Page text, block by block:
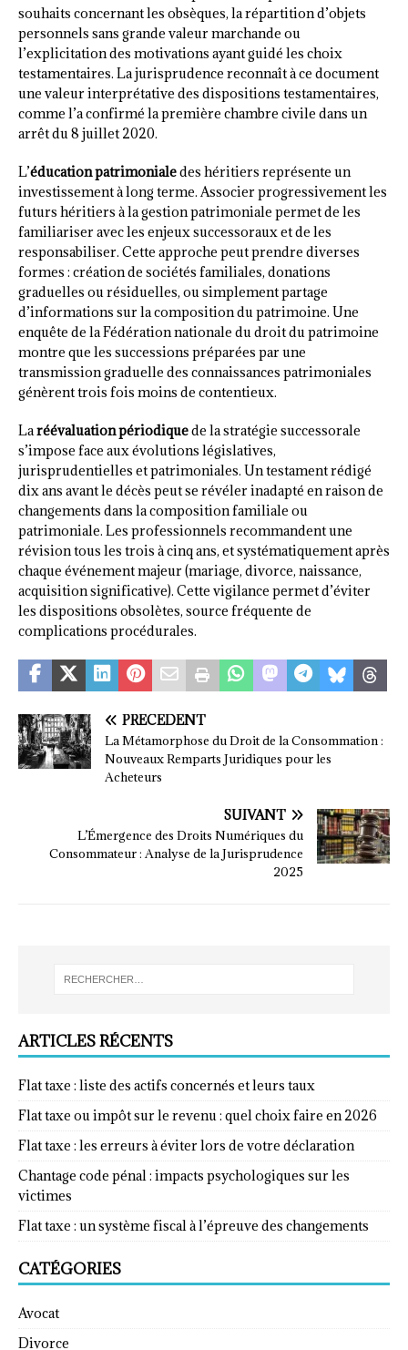
souhaits concernant les obsèques, la répartition d’objets
personnels sans grande valeur marchande ou
l’explicitation des motivations ayant guidé les choix
testamentaires. La jurisprudence reconnaît à ce document
une valeur interprétative des dispositions testamentaires,
comme l’a confirmé la première chambre civile dans un
arrêt du 8 juillet 2020.
L’éducation patrimonialedes héritiers représente un
investissement à long terme. Associer progressivement les
futurs héritiers à la gestion patrimoniale permet de les
familiariser avec les enjeux successoraux et de les
responsabiliser. Cette approche peut prendre diverses
formes : création de sociétés familiales, donations
graduelles ou résiduelles, ou simplement partage
d’informations sur la composition du patrimoine. Une
enquête de la Fédération nationale du droit du patrimoine
montre que les successions préparées par une
transmission graduelle des connaissances patrimoniales
génèrent trois fois moins de contentieux.
Laréévaluation périodiquede la stratégie successorale
s’impose face aux évolutions législatives,
jurisprudentielles et patrimoniales. Un testament rédigé
dix ans avant le décès peut se révéler inadapté en raison de
changements dans la composition familiale ou
patrimoniale. Les professionnels recommandent une
révision tous les trois à cinq ans, et systématiquement après
chaque événement majeur (mariage, divorce, naissance,
acquisition significative). Cette vigilance permet d’éviter
les dispositions obsolètes, source fréquente de
complications procédurales.
PRÉCÉDENT
La Métamorphose du Droit de la Consommation :
Nouveaux Remparts Juridiques pour les
Acheteurs
SUIVANT
L’Émergence des Droits Numériques du
Consommateur : Analyse de la Jurisprudence
2025
ARTICLES RÉCENTS
Flat taxe : liste des actifs concernés et leurs taux
Flat taxe ou impôt sur le revenu : quel choix faire en 2026
Flat taxe : les erreurs à éviter lors de votre déclaration
Chantage code pénal : impacts psychologiques sur les
victimes
Flat taxe : un système fiscal à l’épreuve des changements
CATÉGORIES
Avocat
Divorce